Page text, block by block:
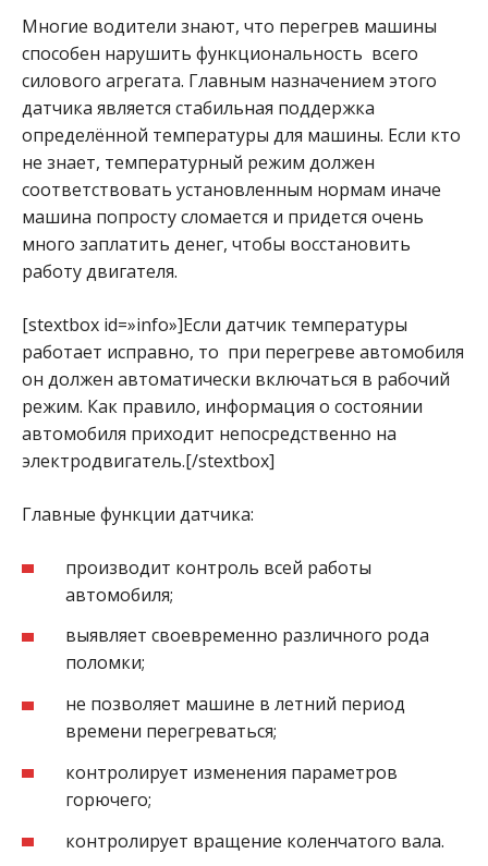
Многие водители знают, что перегрев машины
способен нарушить функциональность всего
силового агрегата. Главным назначением этого
датчика является стабильная поддержка
определённой температуры для машины. Если кто
не знает, температурный режим должен
соответствовать установленным нормам иначе
машина попросту сломается и придется очень
много заплатить денег, чтобы восстановить
работу двигателя.
[stextbox id=»info»]Если датчик температуры
работает исправно, то при перегреве автомобиля
он должен автоматически включаться в рабочий
режим. Как правило, информация о состоянии
автомобиля приходит непосредственно на
электродвигатель.[/stextbox]
Главные функции датчика:
производит контроль всей работы
автомобиля;
выявляет своевременно различного рода
поломки;
не позволяет машине в летний период
времени перегреваться;
контролирует изменения параметров
горючего;
контролирует вращение коленчатого вала.